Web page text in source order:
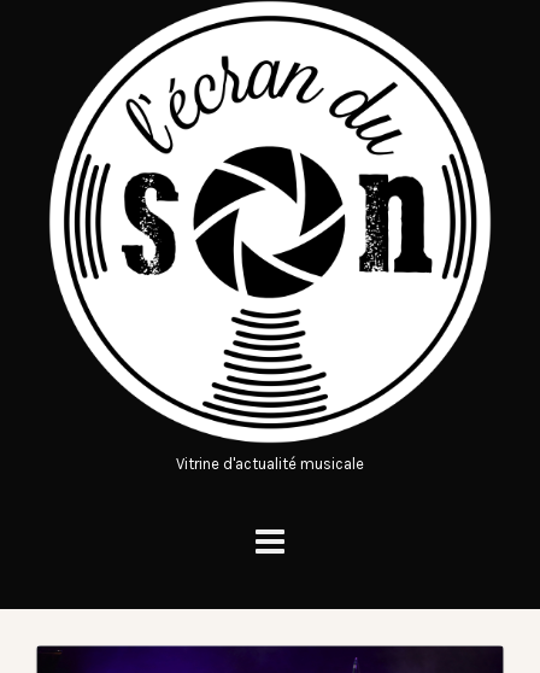
Vitrine d'actualité musicale